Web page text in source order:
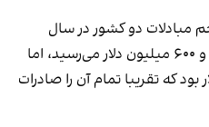
مبادلات دو کشور در سال
پیش از انقلاب به شش میلیارد و ۶۰۰ میلیون دلار می‌رسید، اما
میلیون دلار بود که تقریبا تمام آن را صادرات